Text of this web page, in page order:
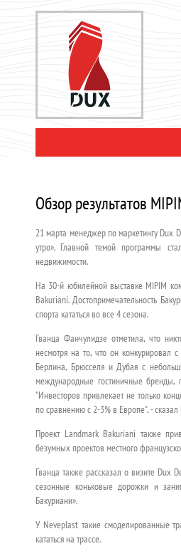
Обзор результатов
21 марта менеджер по маркетингу Dux
утро». Главной темой программы
недвижимости.
На 30-й юбилейной выставке MIPIM
Bakuriani. Достопримечательность
спорта кататься во все 4 сезона.
Гванца Фанчулидзе отметила, что
несмотря на то, что он конкурировал
Берлина, Брюсселя и Дубая с
международные гостиничные бренды,
"Инвесторов привлекает не только
по сравнению с 2-3% в Европе", - сказал
Проект Landmark Bakuriani также
безумных проектов местного
Гванца также рассказал о визите Dux
сезонные коньковые дорожки и
Бакуриани».
У Neveplast такие смоделированные
кататься на трассе.